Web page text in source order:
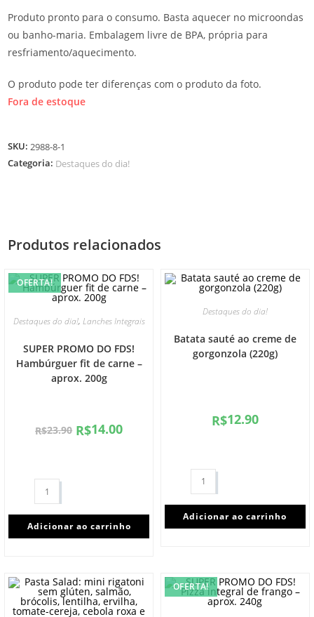
Produto pronto para o consumo. Basta aquecer no microondas
ou banho-maria. Embalagem livre de BPA, própria para
resfriamento/aquecimento.
O produto pode ter diferenças com o produto da foto.
Fora de estoque
SKU: 2988-8-1
Categoria: Destaques do dia!
Produtos relacionados
OFERTA!
Destaques do dia!, Lanches Integrais
SUPER PROMO DO FDS!
Hambúrguer fit de carne –
aprox. 200g
R$23.90 R$14.00
Adicionar ao carrinho
Destaques do dia!
Batata sauté ao creme de
gorgonzola (220g)
R$12.90
Adicionar ao carrinho
OFERTA!